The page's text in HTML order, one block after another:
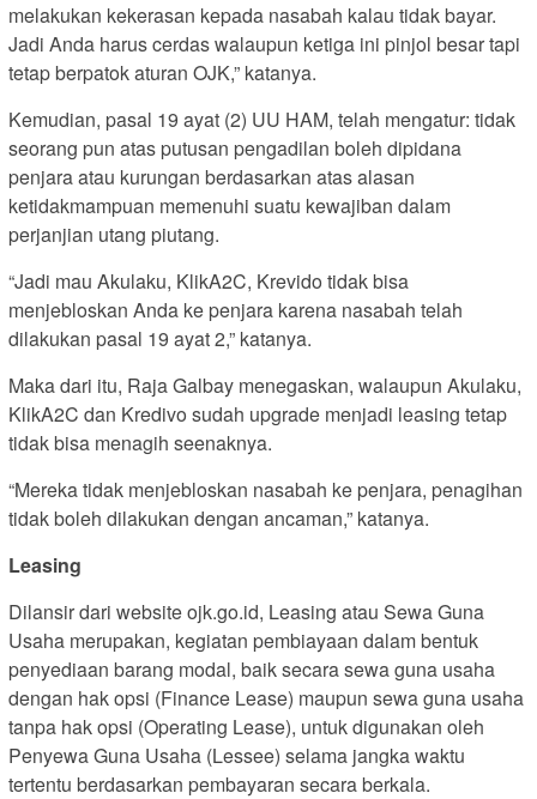
melakukan kekerasan kepada nasabah kalau tidak bayar.
Jadi Anda harus cerdas walaupun ketiga ini pinjol besar tapi
tetap berpatok aturan OJK,” katanya.
Kemudian, pasal 19 ayat (2) UU HAM, telah mengatur: tidak
seorang pun atas putusan pengadilan boleh dipidana
penjara atau kurungan berdasarkan atas alasan
ketidakmampuan memenuhi suatu kewajiban dalam
perjanjian utang piutang.
“Jadi mau Akulaku, KlikA2C, Krevido tidak bisa
menjebloskan Anda ke penjara karena nasabah telah
dilakukan pasal 19 ayat 2,” katanya.
Maka dari itu, Raja Galbay menegaskan, walaupun Akulaku,
KlikA2C dan Kredivo sudah upgrade menjadi leasing tetap
tidak bisa menagih seenaknya.
“Mereka tidak menjebloskan nasabah ke penjara, penagihan
tidak boleh dilakukan dengan ancaman,” katanya.
Leasing
Dilansir dari website ojk.go.id, Leasing atau Sewa Guna
Usaha merupakan, kegiatan pembiayaan dalam bentuk
penyediaan barang modal, baik secara sewa guna usaha
dengan hak opsi (Finance Lease) maupun sewa guna usaha
tanpa hak opsi (Operating Lease), untuk digunakan oleh
Penyewa Guna Usaha (Lessee) selama jangka waktu
tertentu berdasarkan pembayaran secara berkala.